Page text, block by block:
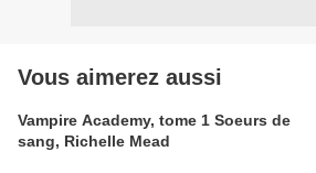
Vous aimerez aussi
Vampire Academy, tome 1 Soeurs de
sang, Richelle Mead